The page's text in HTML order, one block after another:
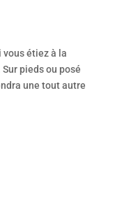
étiez à la
pieds ou posé
une tout autre